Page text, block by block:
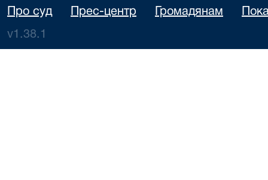
Про суд Прес-центр Громадянам
v1.38.1